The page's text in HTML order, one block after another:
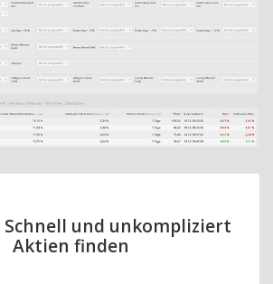
Schnell und unkompliziert
Aktien finden